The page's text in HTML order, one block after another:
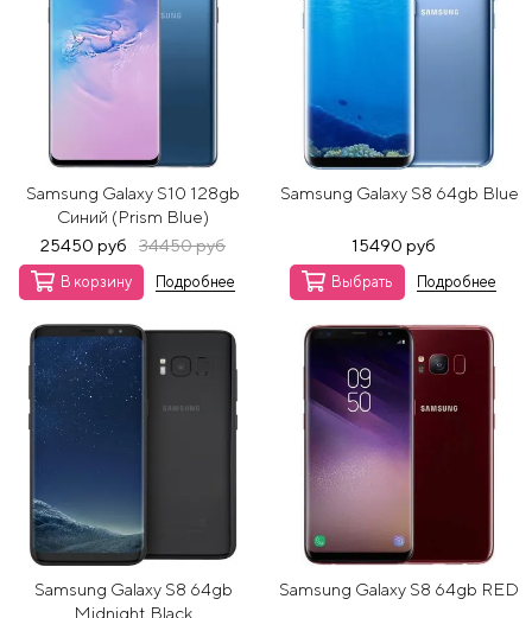
Samsung Galaxy S10 128gb
Синий (Prism Blue)
25450 руб
34450 руб
В корзину Подробнее
Samsung Galaxy S8 64gb Blue
15490 руб
Выбрать Подробнее
Samsung Galaxy S8 64gb
Midnight Black
Samsung Galaxy S8 64gb RED